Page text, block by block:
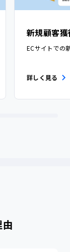
新規顧客
ECサイトでの
詳しく見る